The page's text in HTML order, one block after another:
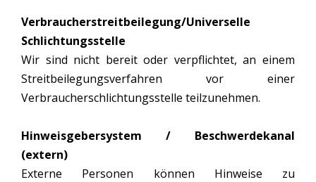
Verbraucherstreitbeilegung/Universelle
Schlichtungsstelle
Wir sind nicht bereit oder verpflichtet, an einem
Streitbeilegungsverfahren vor einer
Verbraucherschlichtungsstelle teilzunehmen.
Hinweisgebersystem / Beschwerdekanal
(extern)
Externe Personen können Hinweise zu